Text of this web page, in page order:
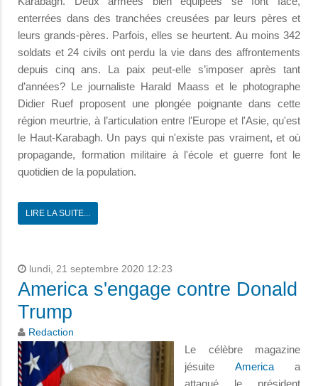
enterrées dans des tranchées creusées par leurs pères et
leurs grands-pères. Parfois, elles se heurtent. Au moins 342
soldats et 24 civils ont perdu la vie dans des affrontements
depuis cinq ans. La paix peut-elle s’imposer après tant
d’années? Le journaliste Harald Maass et le photographe
Didier Ruef proposent une plongée poignante dans cette
région meurtrie, à l’articulation entre l'Europe et l'Asie, qu'est
le Haut-Karabagh. Un pays qui n'existe pas vraiment, et où
propagande, formation militaire à l'école et guerre font le
quotidien de la population.
LIRE LA SUITE...
lundi, 21 septembre 2020 12:23
America s'engage contre Donald
Trump
Redaction
Le célèbre magazine
jésuite America​​a
attaqué le président